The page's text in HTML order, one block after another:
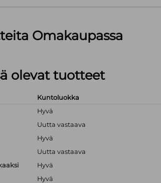
Omakaupassa
olevat tuotteet
Kuntoluokka
Hyvä
Uutta vastaava
Hyvä
Uutta vastaava
Hyvä
Hyvä